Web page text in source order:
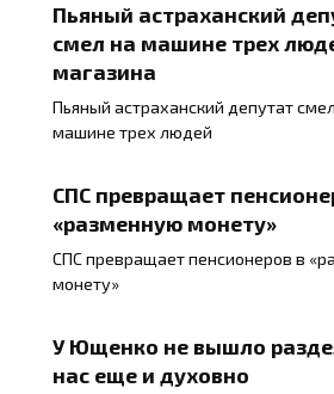
Пьяный астраханский
смел на машине трех
магазина
Пьяный астраханский депутат
машине трех людей
СПС превращает
«разменную монету»
СПС превращает пенсионеров в
монету»
У Ющенко не вышло
нас еще и духовно